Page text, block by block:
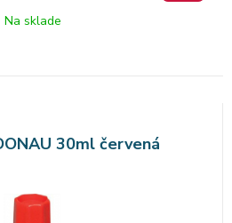
Na sklade
30ml červená